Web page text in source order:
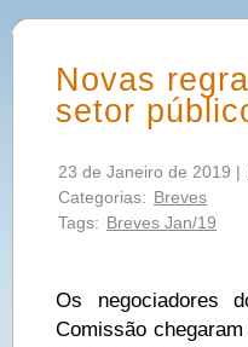
Novas
setor
23 de Janeiro de 2019 |
Categorias: Breves
Tags: Breves Jan/19
Os negociadores
Comissão